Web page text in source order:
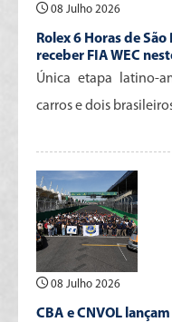
08 Julho 2026
Rolex 6 Horas de
receber FIA WEC
Única etapa latino-
carros e dois
08 Julho 2026
CBA e CNVOL